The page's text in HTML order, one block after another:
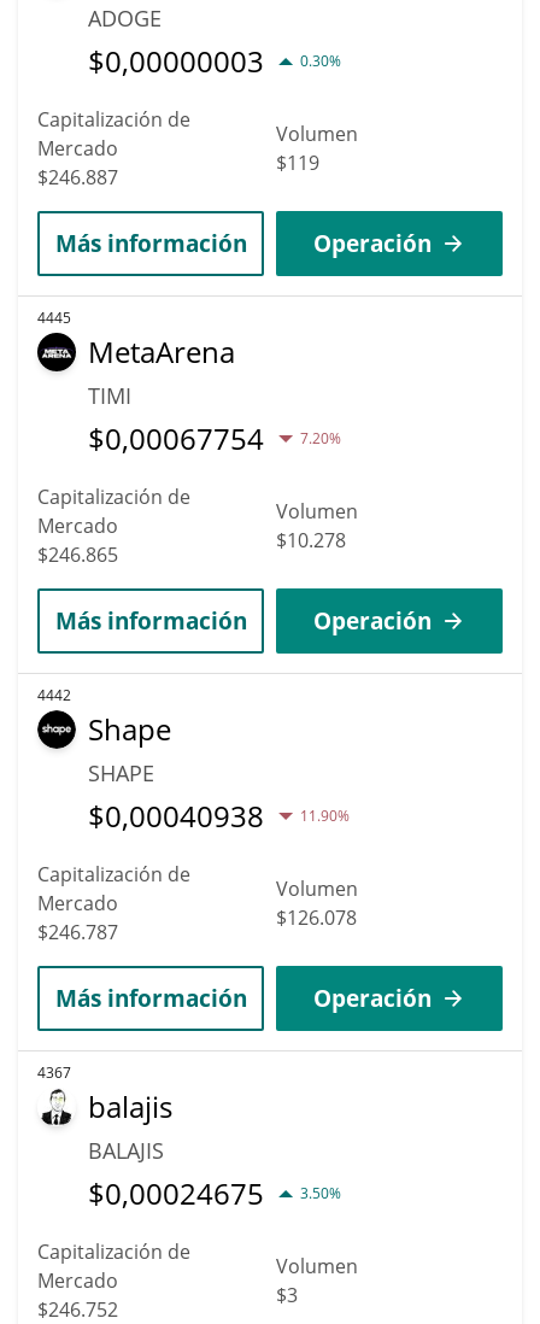
ADOGE
$0,00000003 0.30%
Capitalización de
Mercado
$246.887
Volumen
$119
Más información Operación
4445
MetaArena
TIMI
$0,00067754 7.20%
Capitalización de
Mercado
$246.865
Volumen
$10.278
Más información Operación
4442
Shape
SHAPE
$0,00040938 11.90%
Capitalización de
Mercado
$246.787
Volumen
$126.078
Más información Operación
4367
balajis
BALAJIS
$0,00024675 3.50%
Capitalización de
Mercado
$246.752
Volumen
$3